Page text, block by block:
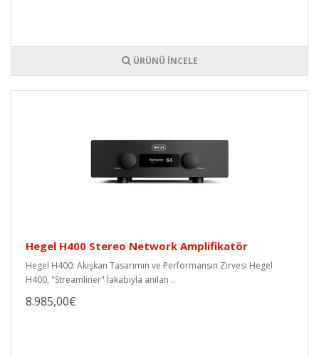
ÜRÜNÜ İNCELE
Hegel H400 Stereo Network Amplifikatör
Hegel H400: Akışkan Tasarımın ve Performansın Zirvesi Hegel
H400, "Streamliner" lakabıyla anılan ..
8.985,00€